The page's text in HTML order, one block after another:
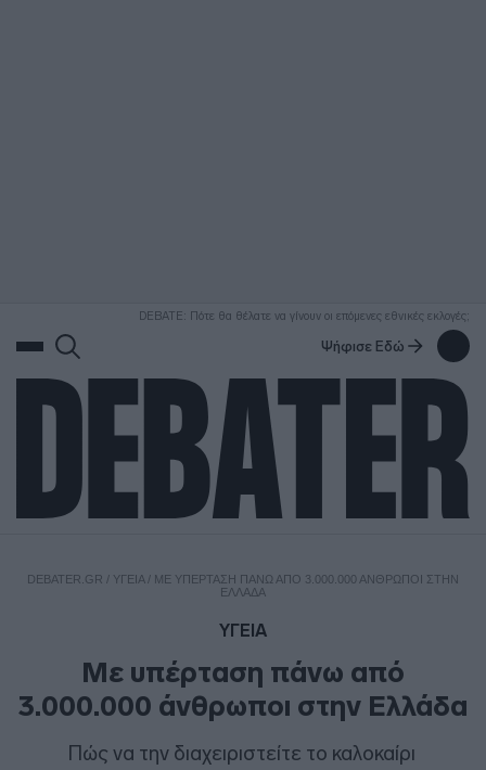
DEBATE: Πότε θα θέλατε να γίνουν οι επόμενες εθνικές εκλογές;
Ψήφισε Εδώ
DEBATER.GR / ΥΓΕΙΑ/ ΜΕ ΥΠΈΡΤΑΣΗ ΠΆΝΩ ΑΠΌ 3.000.000 ΆΝΘΡΩΠΟΙ ΣΤΗΝ
ΕΛΛΆΔΑ
ΥΓΕΙΑ
Με υπέρταση πάνω από
3.000.000 άνθρωποι στην Ελλάδα
Πώς να την διαχειριστείτε το καλοκαίρι